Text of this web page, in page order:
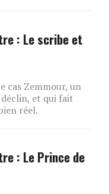
: Le scribe et
cas Zemmour, un
et qui fait
réel.
: Le Prince de